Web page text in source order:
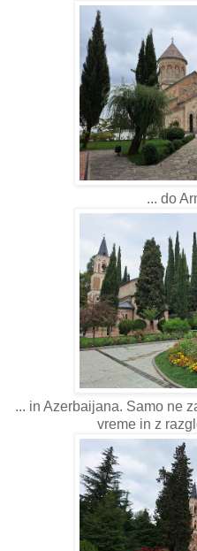
... do
... in Azerbaijana. Samo ne
vreme in z